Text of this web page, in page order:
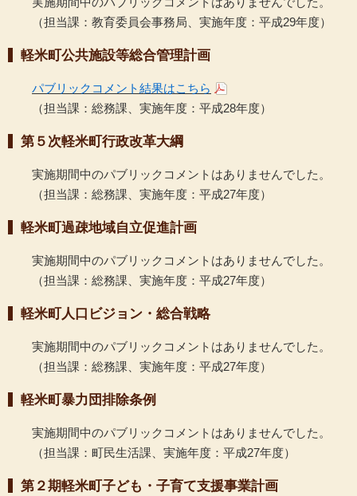
（担当課：教育委員会事務局、実施年度：平成29年度）
軽米町公共施設等総合管理計画
パブリックコメント結果はこちら
（担当課：総務課、実施年度：平成28年度）
第５次軽米町行政改革大綱
実施期間中のパブリックコメントはありませんでした。
（担当課：総務課、実施年度：平成27年度）
軽米町過疎地域自立促進計画
実施期間中のパブリックコメントはありませんでした。
（担当課：総務課、実施年度：平成27年度）
軽米町人口ビジョン・総合戦略
実施期間中のパブリックコメントはありませんでした。
（担当課：総務課、実施年度：平成27年度）
軽米町暴力団排除条例
実施期間中のパブリックコメントはありませんでした。
（担当課：町民生活課、実施年度：平成27年度）
第２期軽米町子ども・子育て支援事業計画